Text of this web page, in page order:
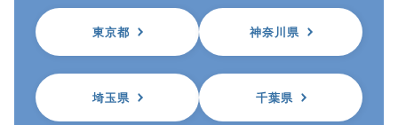
東京都 神奈川県
埼玉県 千葉県